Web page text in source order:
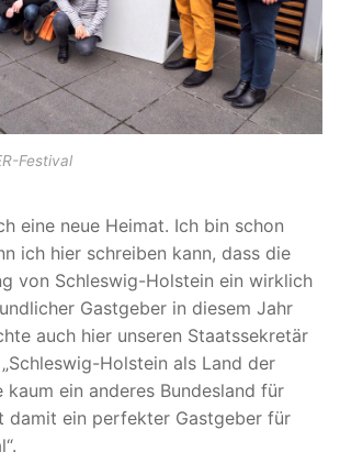
Festival
eine neue Heimat. Ich bin schon
ich hier schreiben kann, dass die
von Schleswig-Holstein ein wirklich
Gastgeber in diesem Jahr
auch hier unseren Staatssekretär
Holstein als Land der
kaum ein anderes Bundesland für
damit ein perfekter Gastgeber für